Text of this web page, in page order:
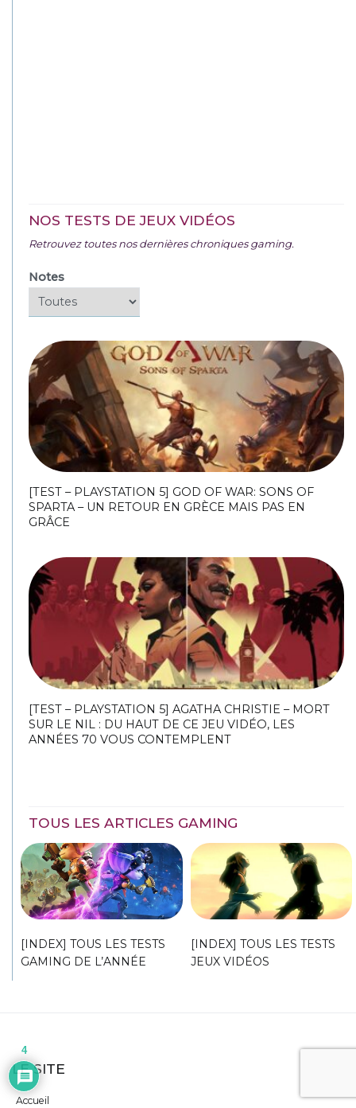
NOS TESTS DE JEUX VIDÉOS
Retrouvez toutes nos dernières chroniques gaming.
Notes
[TEST – PLAYSTATION 5] GOD OF WAR: SONS OF
SPARTA – UN RETOUR EN GRÈCE MAIS PAS EN
GRÂCE
[TEST – PLAYSTATION 5] AGATHA CHRISTIE – MORT
SUR LE NIL : DU HAUT DE CE JEU VIDÉO, LES
ANNÉES 70 VOUS CONTEMPLENT
TOUS LES ARTICLES GAMING
[INDEX] TOUS LES TESTS
GAMING DE L’ANNÉE
[INDEX] TOUS LES TESTS
JEUX VIDÉOS
LE SITE
Accueil
4